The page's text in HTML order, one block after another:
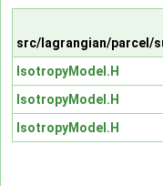
src/lagrangian/parcel/
IsotropyModel.H
IsotropyModel.H
IsotropyModel.H